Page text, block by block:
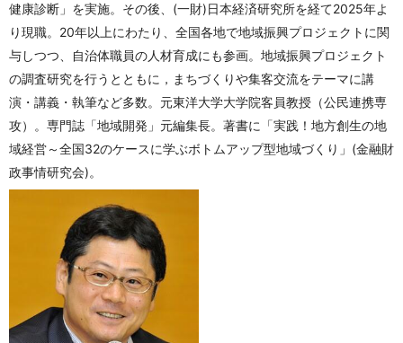
健康診断」を実施。その後、(一財)日本経済研究所を経て2025年よ
り現職。20年以上にわたり、全国各地で地域振興プロジェクトに関
与しつつ、自治体職員の人材育成にも参画。地域振興プロジェクト
の調査研究を行うとともに，まちづくりや集客交流をテーマに講
演・講義・執筆など多数。元東洋大学大学院客員教授（公民連携専
攻）。専門誌「地域開発」元編集長。著書に「実践！地方創生の地
域経営～全国32のケースに学ぶボトムアップ型地域づくり」(金融財
政事情研究会)。